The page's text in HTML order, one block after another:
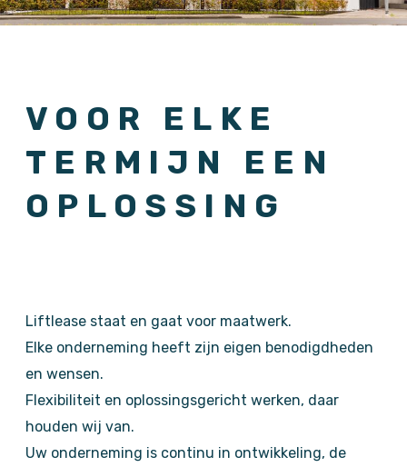
VOOR ELKE
TERMIJN EEN
OPLOSSING
Liftlease staat en gaat voor maatwerk.
Elke onderneming heeft zijn eigen benodigdheden
en wensen.
Flexibiliteit en oplossingsgericht werken, daar
houden wij van.
Uw onderneming is continu in ontwikkeling, de